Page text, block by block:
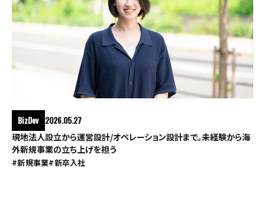
BizDev 2026.05.27
現地法人設立から運営設計/オペレーション設計まで。未経験から海
外新規事業の立ち上げを担う
#新規事業#新卒入社